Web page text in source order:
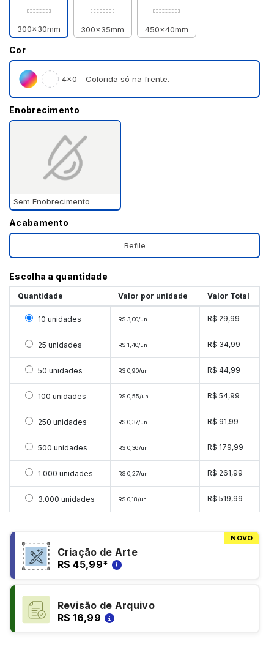
300x30mm 300x35mm 450x40mm
Cor
4×0 - Colorida só na frente.
Enobrecimento
Sem Enobrecimento
Acabamento
Refile
Escolha a quantidade
Quantidade Valor por unidade Valor Total
Selecionar 10 unidades
10 unidades R$ 3,00/un R$ 29,99
Selecionar 25 unidades
25 unidades R$ 1,40/un R$ 34,99
Selecionar 50 unidades
50 unidades R$ 0,90/un R$ 44,99
Selecionar 100 unidades
100 unidades R$ 0,55/un R$ 54,99
Selecionar 250 unidades
250 unidades R$ 0,37/un R$ 91,99
Selecionar 500 unidades
500 unidades R$ 0,36/un R$ 179,99
Selecionar 1000 unidades
1.000 unidades R$ 0,27/un R$ 261,99
Selecionar 3000 unidades
3.000 unidades R$ 0,18/un R$ 519,99
NOVO
Criação de Arte
R$ 45,99*
Revisão de Arquivo
R$ 16,99